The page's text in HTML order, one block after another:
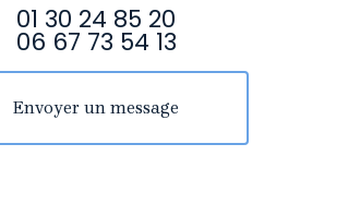
01 30 24 85 20
06 67 73 54 13
Envoyer un message